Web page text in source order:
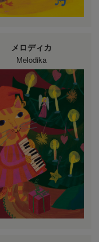
メロディカ
Melodika